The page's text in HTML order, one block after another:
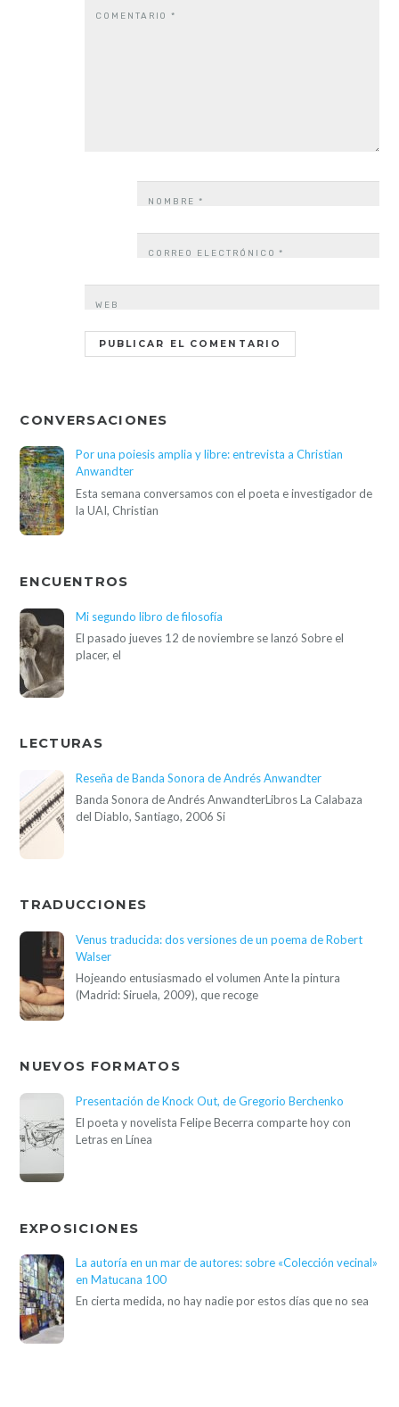
COMENTARIO*
NOMBRE*
CORREO ELECTRÓNICO*
WEB
CONVERSACIONES
Por una poiesis amplia y libre: entrevista a Christian
Anwandter
Esta semana conversamos con el poeta e investigador de
la UAI, Christian
ENCUENTROS
Mi segundo libro de filosofía
El pasado jueves 12 de noviembre se lanzó Sobre el
placer, el
LECTURAS
Reseña de Banda Sonora de Andrés Anwandter
Banda Sonora de Andrés AnwandterLibros La Calabaza
del Diablo, Santiago, 2006 Si
TRADUCCIONES
Venus traducida: dos versiones de un poema de Robert
Walser
Hojeando entusiasmado el volumen Ante la pintura
(Madrid: Siruela, 2009), que recoge
NUEVOS FORMATOS
Presentación de Knock Out, de Gregorio Berchenko
El poeta y novelista Felipe Becerra comparte hoy con
Letras en Línea
EXPOSICIONES
La autoría en un mar de autores: sobre «Colección vecinal»
en Matucana 100
En cierta medida, no hay nadie por estos días que no sea